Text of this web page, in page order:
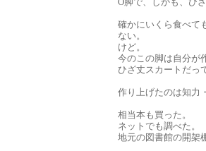
確かにいくら食べて
ない。
けど。
今のこの脚は自分が
ひざ丈スカートだっ
作り上げたのは知力
相当本も買った。
ネットでも調べた。
地元の図書館の開架